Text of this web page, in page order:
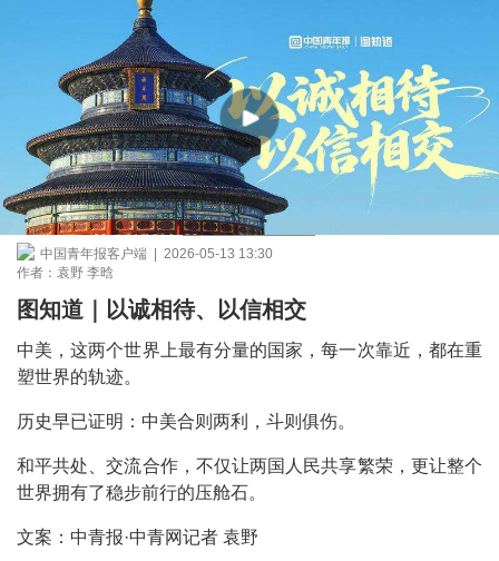
中国青年报客户端 | 2026-05-13 13:30
作者：袁野 李晗
图知道｜以诚相待、以信相交
中美，这两个世界上最有分量的国家，每一次靠近，都在重
塑世界的轨迹。
历史早已证明：中美合则两利，斗则俱伤。
和平共处、交流合作，不仅让两国人民共享繁荣，更让整个
世界拥有了稳步前行的压舱石。
文案：中青报·中青网记者 袁野